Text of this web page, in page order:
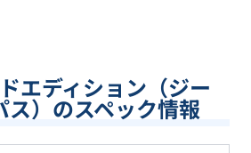
エディション（ジー
ス）のスペック情報